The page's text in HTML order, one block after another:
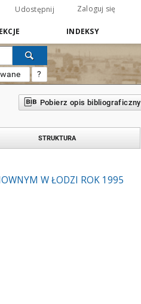
Udostępnij Zaloguj się
INDEKSY
?
Pobierz opis bibliograficzny
STRUKTURA
W ŁODZI ROK 1995